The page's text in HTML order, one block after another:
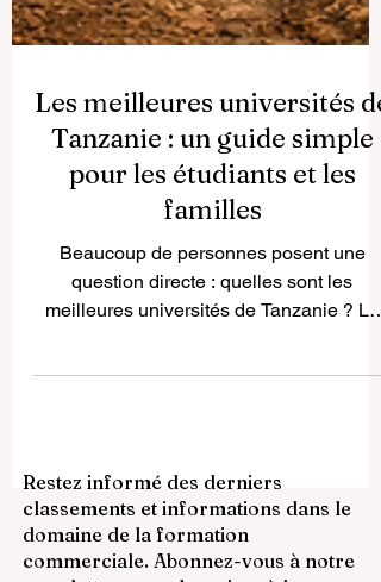
Les meilleures universités de
Tanzanie : un guide simple
familles
Beaucoup de personnes posent une
l’étudiant souhaite étudier, de la manière
dont il préfère apprendre et du type de
carrière qu’il souhaite construire à l’avenir.
Malgré cela, certaines universités en
Restez informé des derniers
classements et informations dans le